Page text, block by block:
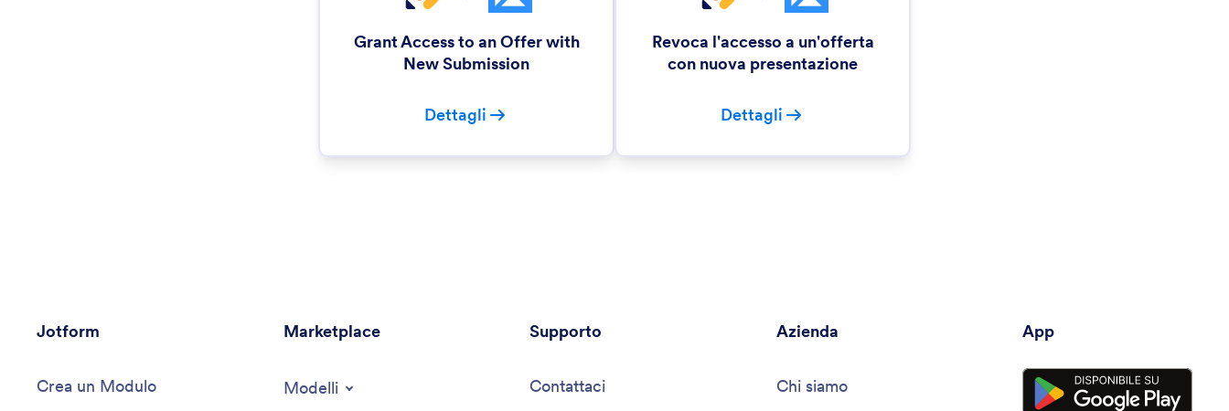
Grant Access to an Offer with
New Submission
Dettagli
Revoca l'accesso a un'offerta
con nuova presentazione
Dettagli
Jotform
Crea un Modulo
Marketplace
Modelli
Supporto
Contattaci
Azienda
Chi siamo
App